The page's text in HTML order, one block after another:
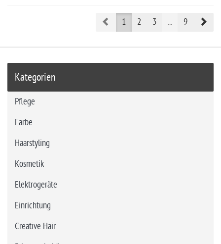
Prev1 2 3 ... 9
Kategorien
Pflege
Farbe
Haarstyling
Kosmetik
Elektrogeräte
Einrichtung
Creative Hair